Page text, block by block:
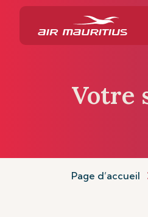
Votre
Page d’accueil